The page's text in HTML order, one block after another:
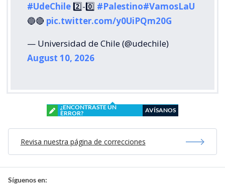
#UdeChile2️⃣-0️⃣ #Palestino#VamosLaU
🔵🔴 pic.twitter.com/y0UiPQm20G
— Universidad de Chile (@udechile)
August 10, 2026
¿ENCONTRASTE UN
ERROR?
AVÍSANOS
Revisa nuestra página de correcciones
Síguenos en: